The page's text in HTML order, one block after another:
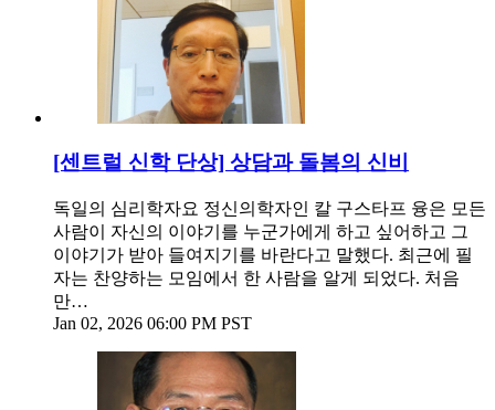
[센트럴 신학 단상] 상담과 돌봄의 신비
독일의 심리학자요 정신의학자인 칼 구스타프 융은 모든
사람이 자신의 이야기를 누군가에게 하고 싶어하고 그
이야기가 받아 들여지기를 바란다고 말했다. 최근에 필
자는 찬양하는 모임에서 한 사람을 알게 되었다. 처음
만…
Jan 02, 2026 06:00 PM PST